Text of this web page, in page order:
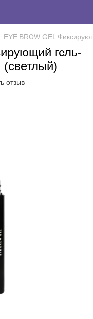
EYE BROW GEL
гель-
(светлый)
отзыв